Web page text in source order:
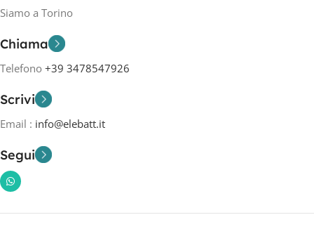
Siamo a Torino
Chiama
Telefono +39 3478547926
Scrivi
Email : info@elebatt.it
Segui